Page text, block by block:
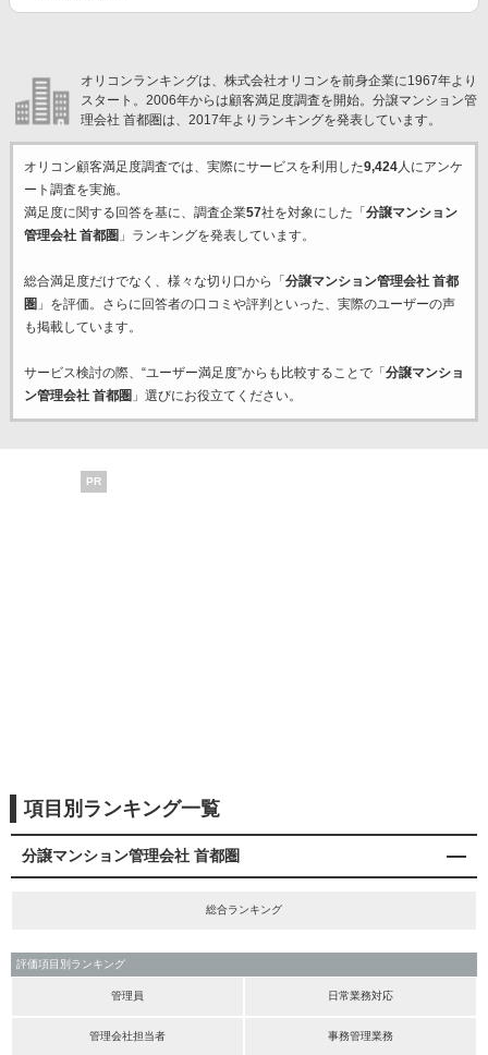
オリコンランキングは、株式会社オリコンを前身企業に1967年より
スタート。2006年からは顧客満足度調査を開始。分譲マンション管
理会社 首都圏は、2017年よりランキングを発表しています。
オリコン顧客満足度調査では、実際にサービスを利用した9,424人にアンケ
ート調査を実施。
満足度に関する回答を基に、調査企業57社を対象にした「 分譲マンション
管理会社 首都圏 」ランキングを発表しています。
総合満足度だけでなく、様々な切り口から「 分譲マンション管理会社 首都
圏 」を評価。さらに回答者の口コミや評判といった、実際のユーザーの声
も掲載しています。
サービス検討の際、“ユーザー満足度”からも比較することで「 分譲マンショ
ン管理会社 首都圏 」選びにお役立てください。
PR
項目別ランキング一覧
分譲マンション管理会社 首都圏
総合ランキング
評価項目別ランキング
管理員 日常業務対応
管理会社担当者 事務管理業務